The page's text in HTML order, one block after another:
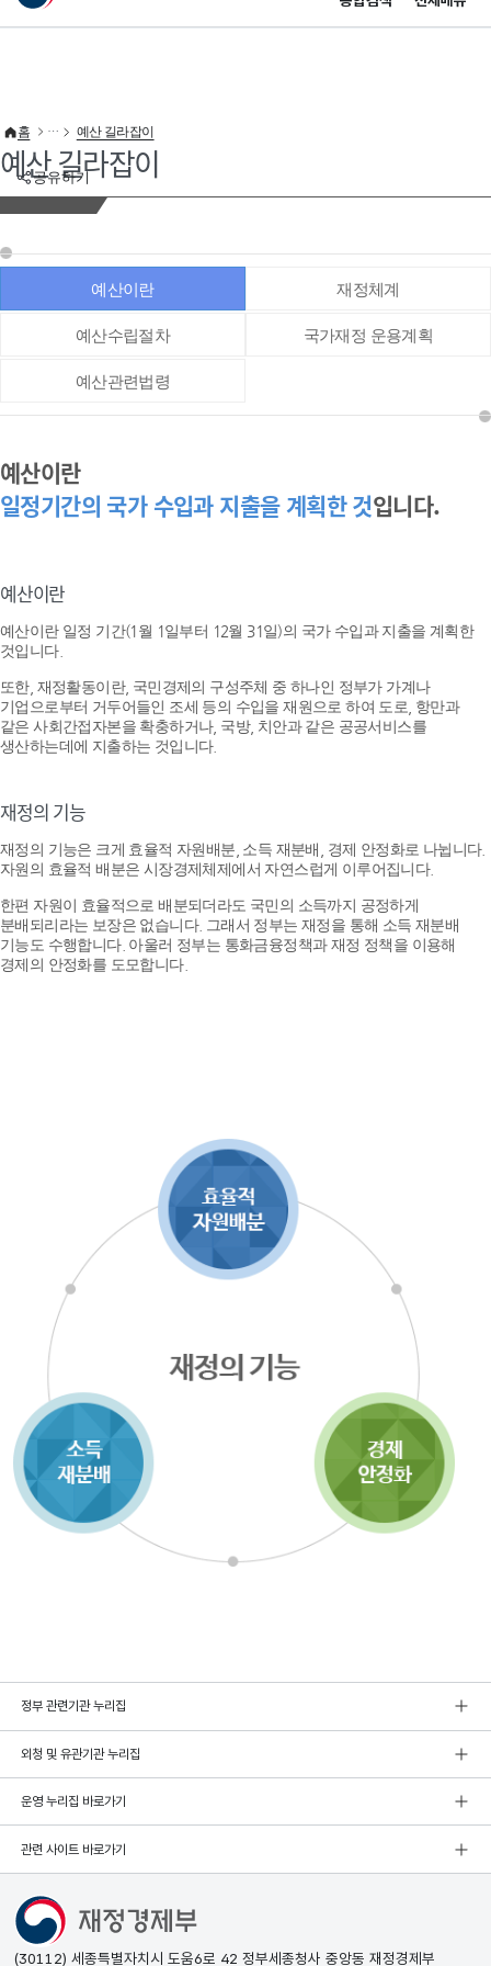
이 누리집은 대한민국 공식 전자정부 누리집입니다.
공유하기
홈 예산 길라잡이
예산 길라잡이
예산이란 재정체계
예산수립절차 국가재정 운용계획
예산관련법령
예산이란
일정기간의 국가 수입과 지출을 계획한 것입니다.
예산이란
예산이란 일정 기간(1월 1일부터 12월 31일)의 국가 수입과 지출을 계획한
것입니다.
또한, 재정활동이란, 국민경제의 구성주체 중 하나인 정부가 가계나
기업으로부터 거두어들인 조세 등의 수입을 재원으로 하여 도로, 항만과
같은 사회간접자본을 확충하거나, 국방, 치안과 같은 공공서비스를
생산하는데에 지출하는 것입니다.
재정의 기능
재정의 기능은 크게 효율적 자원배분, 소득 재분배, 경제 안정화로 나뉩니다.
자원의 효율적 배분은 시장경제체제에서 자연스럽게 이루어집니다.
한편 자원이 효율적으로 배분되더라도 국민의 소득까지 공정하게
분배되리라는 보장은 없습니다. 그래서 정부는 재정을 통해 소득 재분배
기능도 수행합니다. 아울러 정부는 통화금융정책과 재정 정책을 이용해
경제의 안정화를 도모합니다.
정부 관련기관 누리집
외청 및 유관기관 누리집
운영 누리집 바로가기
관련 사이트 바로가기
(30112) 세종특별자치시 도움6로 42 정부세종청사 중앙동 재정경제부